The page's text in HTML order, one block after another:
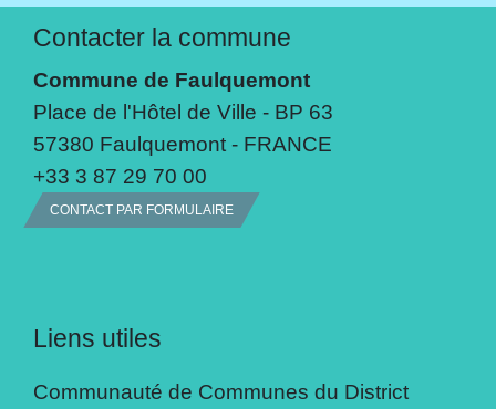
Contacter la commune
Commune de Faulquemont
Place de l'Hôtel de Ville - BP 63
57380 Faulquemont - FRANCE
+33 3 87 29 70 00
CONTACT PAR FORMULAIRE
Liens utiles
Communauté de Communes du District